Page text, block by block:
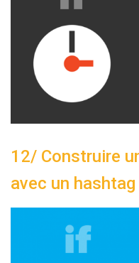
12/ Construire
avec un